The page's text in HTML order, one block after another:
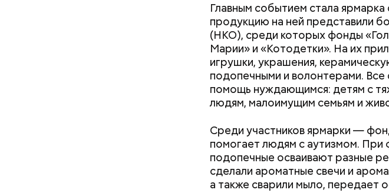
Главным событием стала
продукцию на ней представили
(НКО), среди которых фонды
Марии» и «Котодетки». На их
игрушки, украшения,
подопечными и волонтерами.
помощь нуждающимся: детям с
людям, малоимущим семьям и
Среди участников ярмарки —
помогает людям с аутизмом. При
подопечные осваивают разные
сделали ароматные свечи и
а также сварили мыло, передает
Климатологи проводят расчеты,
климат будет в середине, конце
Как получить до 100 тысяч
трудной ситуации: кто может
претендовать и какие нужны
Как узнать, снесут ли
реновации в Москве:
искать информацию и